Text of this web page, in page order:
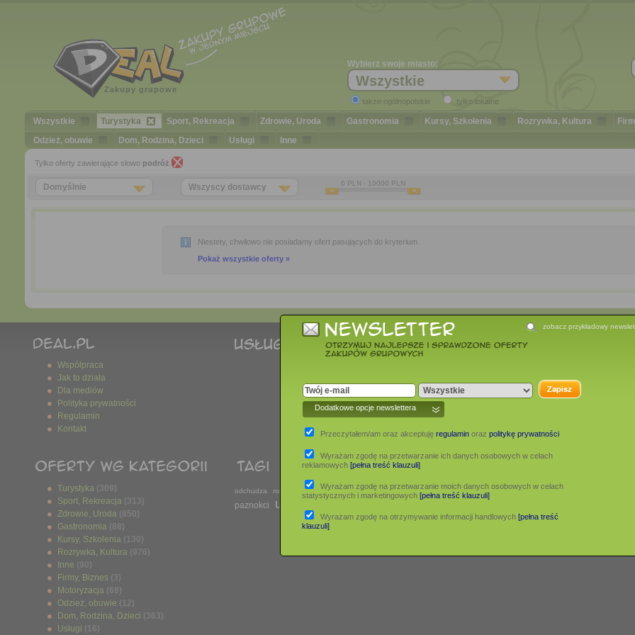
Zakupy grupowe
Wybierz swoje miasto:
Wszystkie
także ogólnopolskie tylko lokalne
Wszystkie Turystyka Sport, Rekreacja Zdrowie, Uroda Gastronomia Kursy, Szkolenia Rozrywka, Kultura
Odzież, obuwie
Dom, Rodzina, Dzieci Usługi Inne
Tylko oferty zawierające słowo podróż
Domyślnie Wszyscy dostawcy 0 PLN - 10000 PLN
Niestety, chwilowo nie posiadamy ofert pasujących do kryterium.
Pokaż wszystkie oferty »
Współpraca
Jak to działa
Dla mediów
Polityka prywatności
Regulamin
Kontakt
Turystyka (309)
Sport, Rekreacja (313)
Zdrowie, Uroda (850)
Gastronomia (88)
Kursy, Szkolenia (130)
Rozrywka, Kultura (976)
Inne (90)
Firmy, Biznes (3)
Motoryzacja (69)
Odzież, obuwie (12)
Dom, Rodzina, Dzieci (363)
Usługi (16)
odchudza romantyczny dziecka szkole tańca kolację restauracj fryzur
paznokci
urody
zobacz przykładowy
Dodatkowe opcje newslettera
Przeczytałem/am oraz akceptuję regulamin oraz politykę prywatności
Wyrażam zgodę na przetwarzanie ich danych osobowych w celach
reklamowych [pełna treść klauzuli]
Wyrażam zgodę na przetwarzanie moich danych osobowych w celach
statystycznych i marketingowych [pełna treść klauzuli]
Wyrażam zgodę na otrzymywanie informacji handlowych [pełna treść
klauzuli]